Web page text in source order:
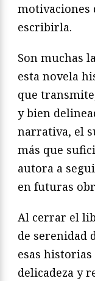
motivaciones
escribirla.
Son muchas
esta novela
que
y bien
narrativa, el
más que
autora a
en futuras
Al cerrar el
de serenidad
esas
delicadeza y